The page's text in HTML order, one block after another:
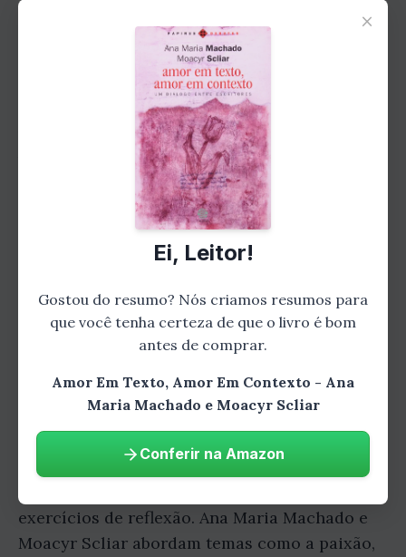
Crônicas que Refletem a
As crônicas presentes em "Amor em Texto,
Amor em Contexto" são como janelas para a
vida real. Ana Maria Machado e Moacyr Scliar
compartilham suas observações sobre o amor,
os relacionamentos e as experiências
humanas de forma leve e bem-humorada.
sobre nossas próprias vidas e sobre as
complexidades do amor.
Ensaios que Desafiam o
Pensamento
exercícios de reflexão. Ana Maria Machado e
Moacyr Scliar abordam temas como a paixão,
×
Ei, Leitor!
Gostou do resumo? Nós criamos resumos para
que você tenha certeza de que o livro é bom
antes de comprar.
Amor Em Texto, Amor Em Contexto - Ana
Maria Machado e Moacyr Scliar
Conferir na Amazon